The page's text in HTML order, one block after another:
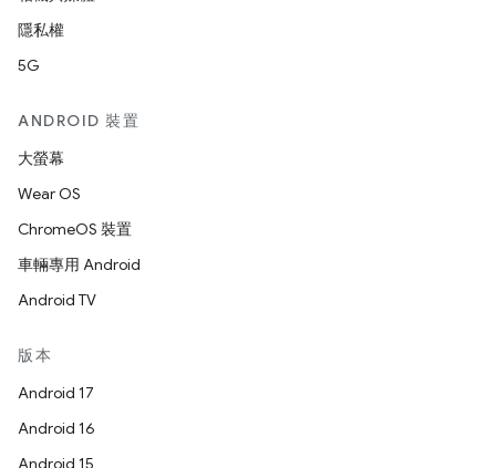
隱私權
5G
ANDROID 裝置
大螢幕
Wear OS
ChromeOS 裝置
車輛專用 Android
Android TV
版本
Android 17
Android 16
Android 15